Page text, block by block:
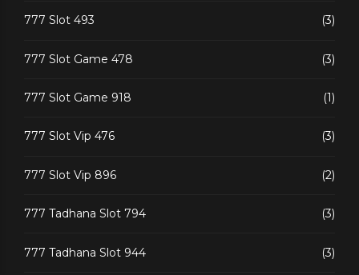
777 Slot 493 (3)
777 Slot Game 478 (3)
777 Slot Game 918 (1)
777 Slot Vip 476 (3)
777 Slot Vip 896 (2)
777 Tadhana Slot 794 (3)
777 Tadhana Slot 944 (3)